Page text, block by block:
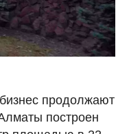
продолжают
построен